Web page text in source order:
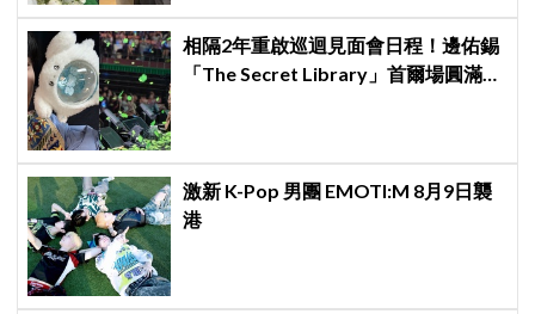
相隔2年重啟巡迴見面會日程！邊佑錫
「The Secret Library」首爾場圓滿結
激新 K-Pop 男團 EMOTI:M 8月9日襲
港